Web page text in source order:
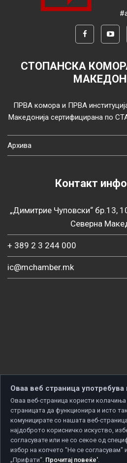
СТОПАНСКА
ПРВА комора и ПРВА
Македонија сертифицирана по
Архива
Контакт
„Димитрие Чуповски“ бр.13,
Северна
+ 389 2 3 244 000
ic@mchamber.mk
Оваа веб страница
Оваа веб-страница користи
страницата да функционира и исто
комуницирате со нашата веб-
најдоброто корисничко искуство,
согласувате или не со секое од
избор на копчето "Не се согласувам"
„Прифати“. Прочитај повеќе'.